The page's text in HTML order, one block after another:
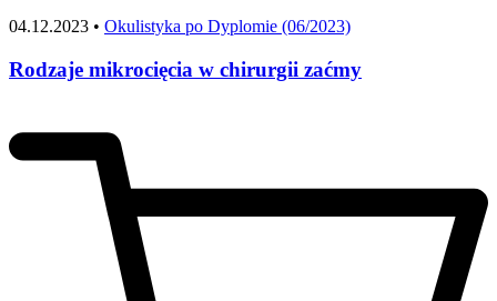
04.12.2023 • Okulistyka po Dyplomie (06/2023)
Rodzaje mikrocięcia w chirurgii zaćmy